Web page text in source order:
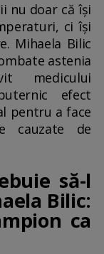
nu doar că își
ci își
Mihaela Bilic
astenia
medicului
efect
pentru a face
cauzate de
să-l
Bilic:
ca